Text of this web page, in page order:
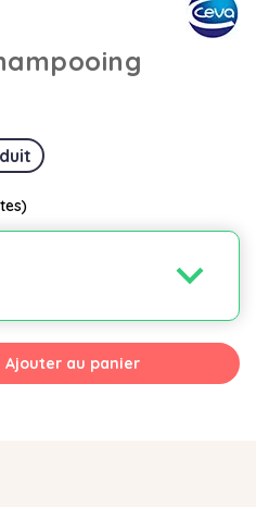
expand_more
Ajouter au panier